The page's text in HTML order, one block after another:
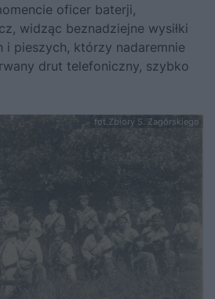
oficer baterji,
widząc beznadziejne wysiłki
i pieszych, którzy nadaremnie
drut telefoniczny, szybko
fot.Zbiory S. Zagórskiego